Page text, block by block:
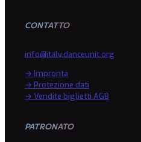
CONTATTO
info@italy.danceunit.org
→ Impronta
→ Protezione dati
→ Vendite biglietti AGB
PATRONATO